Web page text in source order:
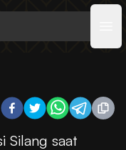
Silang saat